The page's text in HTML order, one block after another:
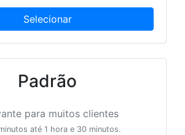
Padrão
para muitos clientes
até 1 hora e 30 minutos.